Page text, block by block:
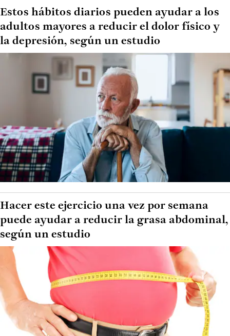
Estos hábitos diarios pueden ayudar a los
adultos mayores a reducir el dolor físico y
la depresión, según un estudio
Hacer este ejercicio una vez por semana
puede ayudar a reducir la grasa abdominal,
según un estudio